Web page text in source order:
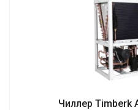
Чиллер Timberk